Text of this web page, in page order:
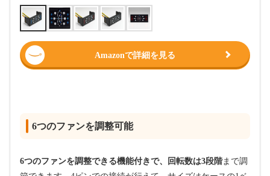
Amazonで詳細を見る
6つのファンを調整可能
6つのファンを調整できる機能付きで、回転数は3段階まで調